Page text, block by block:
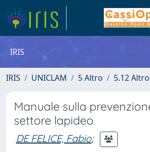
IRIS
IRIS UNICLAM 5 Altro 5.12 Altro
Manuale sulla
settore lapideo
DE FELICE, Fabio;